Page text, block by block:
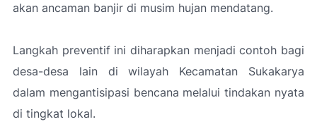
akan ancaman banjir di musim hujan mendatang.
Langkah preventif ini diharapkan menjadi contoh bagi
desa-desa lain di wilayah Kecamatan Sukakarya
dalam mengantisipasi bencana melalui tindakan nyata
di tingkat lokal.